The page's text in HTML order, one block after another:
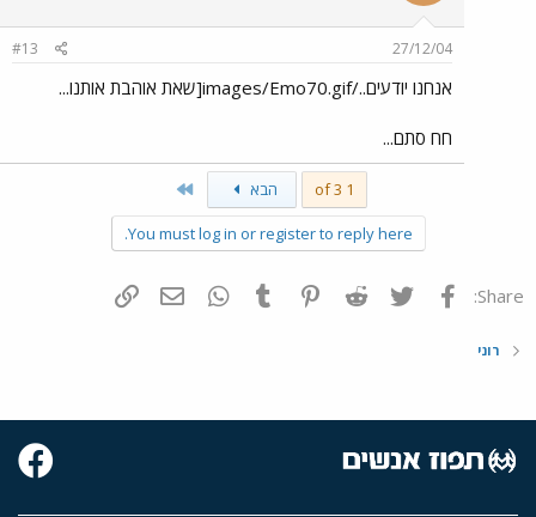
27/12/04
#13
אנחנו יודעים../images/Emo70.gif[שאת אוהבת אותנו...
חח סתם...
1 of 3 הבא
You must log in or register to reply here.
Share: פייסבוק Twitter
Reddit
Pinterest
Tumblr
WhatsAppדואר אלקטרוני
רוני